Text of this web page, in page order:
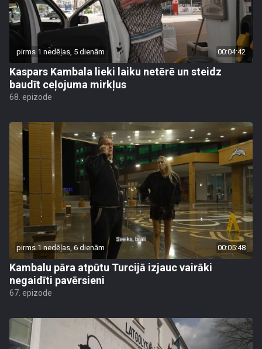
pirms 1 nedēļas, 5 dienām 00:04:42
Kaspars Kambala lieki laiku netērē un steidz
baudīt ceļojuma mirkļus
68. epizode
pirms 1 nedēļas, 6 dienām 00:05:48
Kambalu pāra atpūtu Turcijā izjauc vairāki
negaidīti pavērsieni
67. epizode